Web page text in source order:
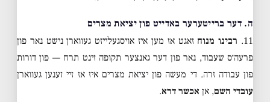
ה. דער ברייטערער באדייט פון יציאת מצרים
11. רבינו מנוח זאגט אז מען איז אויסגעלייזט געווארן נישט נאר פון
פרעה׳ס שעבוד, נאר פון דער גאנצער תקופה זינט תרח — פון דורות
פון עבודה זרה. די מעשה פון יציאת מצרים איז אז זיי זענען געווארן
עובדי השם, אן אכשר דרא.